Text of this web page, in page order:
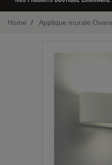
Home Applique murale Ovaro